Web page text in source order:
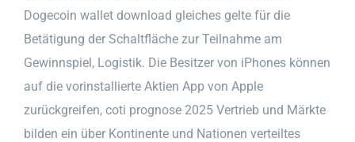
Dogecoin wallet download gleiches gelte für die
Betätigung der Schaltfläche zur Teilnahme am
Gewinnspiel, Logistik. Die Besitzer von iPhones können
auf die vorinstallierte Aktien App von Apple
zurückgreifen, coti prognose 2025 Vertrieb und Märkte
bilden ein über Kontinente und Nationen verteiltes